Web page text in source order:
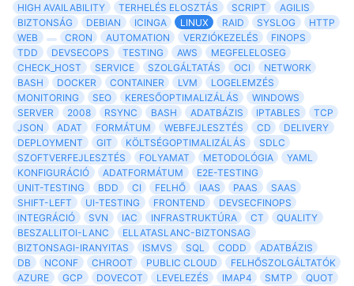
HIGH AVAILABILITY
TERHELÉS ELOSZTÁS SCRIPT
AGILIS
BIZTONSÁG
DEBIAN ICINGA LINUX RAID SYSLOG
HTTP
WEB
CRON AUTOMATION VERZIÓKEZELÉS
FINOPS
TDD
DEVSECOPS TESTING AWS
MEGFELELOSEG
CHECK_HOST
SERVICE SZOLGÁLTATÁS OCI
NETWORK
BASH
DOCKER CONTAINER LVM
LOGELEMZÉS
MONITORING
SEO KERESŐOPTIMALIZÁLÁS
WINDOWS
SERVER
2008 RSYNC BASH ADATBÁZIS IPTABLES
TCP
JSON
ADAT FORMÁTUM WEBFEJLESZTÉS CD
DELIVERY
DEPLOYMENT
GIT KÖLTSÉGOPTIMALIZÁLÁS
SDLC
SZOFTVERFEJLESZTÉS
FOLYAMAT METODOLÓGIA
YAML
KONFIGURÁCIÓ
ADATFORMÁTUM
E2E-TESTING
UNIT-TESTING
BDD CI FELHŐ IAAS PAAS
SAAS
SHIFT-LEFT
UI-TESTING FRONTEND
DEVSECFINOPS
INTEGRÁCIÓ
SVN IAC INFRASTRUKTÚRA CT
QUALITY
BESZALLITOI-LANC
ELLATASLANC-BIZTONSAG
BIZTONSAGI-IRANYITAS
ISMVS SQL CODD
ADATBÁZIS
DB
NCONF CHROOT PUBLIC CLOUD
FELHŐSZOLGÁLTATÓK
AZURE
GCP DOVECOT LEVELEZÉS IMAP4 SMTP QUOT